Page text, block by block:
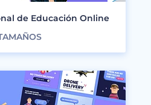
de Educación Online